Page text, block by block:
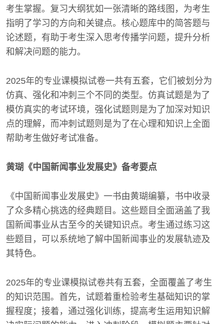
考生掌握。复习大纲犹如一张清晰的路线图，为考生
指明了学习的方向和关键点。核心题库中的简答题与
论述题，有助于考生深入思考传播学问题，提升分析
和解决问题的能力。
2025年的专业课模拟试卷一共有五套，它们被划分为
仿真、强化和冲刺三个不同的类型。仿真试题是为了
模仿真实的考试环境，强化试题则是为了加深对知识
点的理解，而冲刺试题则是为了在心理和知识上全面
帮助考生做好考试准备。
黄瑚《中国新闻事业发展史》备考要点
《中国新闻事业发展史》一书由黄瑚编纂，书中收录
了众多精心挑选的经典题目。这些题目全面涵盖了我
国新闻事业从古至今的关键知识点。考生通过练习这
些题目，可以系统地了解中国新闻事业的发展轨迹及
其特色。
2025年的专业课模拟试卷共有五套，全面覆盖了考生
的知识范围。首先，试题着重检验考生基础知识的掌
握程度；接着，通过强化训练，提高考生运用知识解